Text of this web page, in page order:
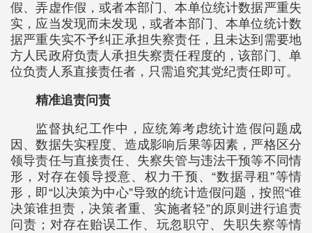
假、弄虚作假，或者本部门、本单位统计数据严重失
实，应当发现而未发现，或者本部门、本单位统计数
据严重失实不予纠正承担失察责任，且未达到需要地
方人民政府负责人承担失察责任程度的，该部门、单
位负责人系直接责任者，只需追究其党纪责任即可。
精准追责问责
监督执纪工作中，应统筹考虑统计造假问题成
因、数据失实程度、造成影响后果等因素，严格区分
领导责任与直接责任、失察失管与违法干预等不同情
形，对存在领导授意、权力干预、“数据寻租”等情
形，即“以决策为中心”导致的统计造假问题，按照“谁
决策谁担责，决策者重、实施者轻”的原则进行追责
问责；对存在贻误工作、玩忽职守、失职失察等情